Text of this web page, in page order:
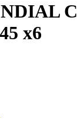
x6